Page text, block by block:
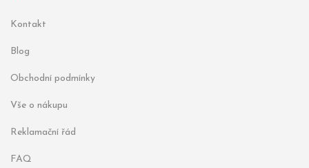
Kontakt
Blog
Obchodní podmínky
Vše o nákupu
Reklamační řád
FAQ